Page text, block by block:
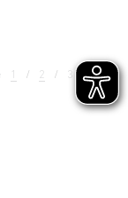
1 2 3 4